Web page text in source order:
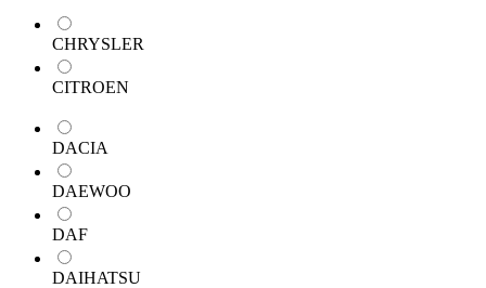
CHRYSLER
CITROEN
DACIA
DAEWOO
DAF
DAIHATSU